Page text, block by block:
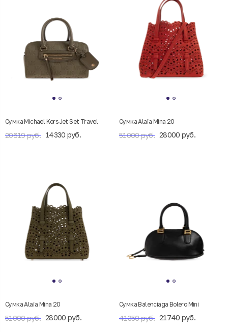
Сумка Michael Kors Jet Set Travel
20619 руб. 14330 руб.
Сумка Alaïa Mina 20
51000 руб. 28000 руб.
Сумка Alaïa Mina 20
51000 руб. 28000 руб.
Сумка Balenciaga Bolero Mini
41350 руб. 21740 руб.